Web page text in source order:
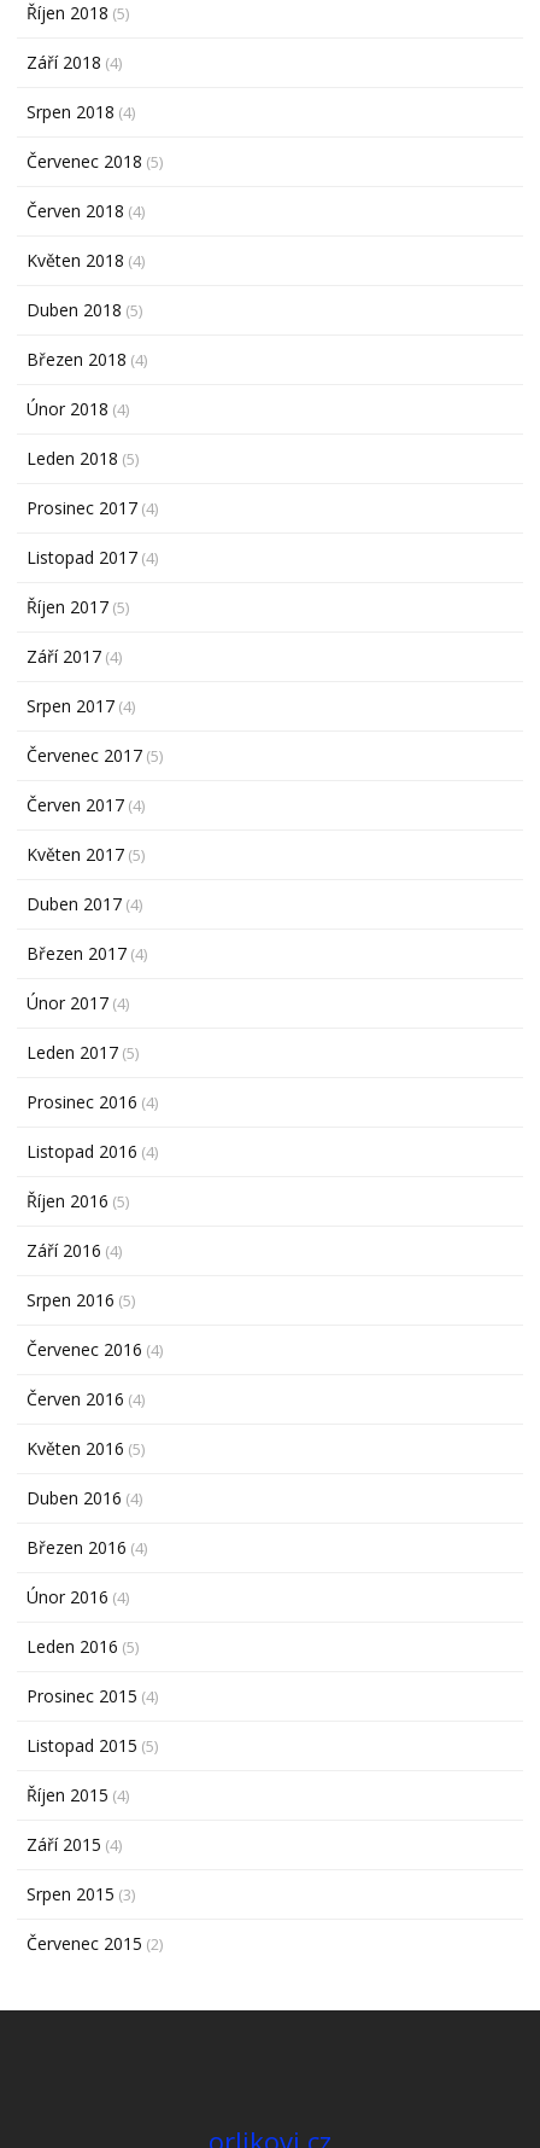
Říjen 2018 (5)
Září 2018 (4)
Srpen 2018 (4)
Červenec 2018 (5)
Červen 2018 (4)
Květen 2018 (4)
Duben 2018 (5)
Březen 2018 (4)
Únor 2018 (4)
Leden 2018 (5)
Prosinec 2017 (4)
Listopad 2017 (4)
Říjen 2017 (5)
Září 2017 (4)
Srpen 2017 (4)
Červenec 2017 (5)
Červen 2017 (4)
Květen 2017 (5)
Duben 2017 (4)
Březen 2017 (4)
Únor 2017 (4)
Leden 2017 (5)
Prosinec 2016 (4)
Listopad 2016 (4)
Říjen 2016 (5)
Září 2016 (4)
Srpen 2016 (5)
Červenec 2016 (4)
Červen 2016 (4)
Květen 2016 (5)
Duben 2016 (4)
Březen 2016 (4)
Únor 2016 (4)
Leden 2016 (5)
Prosinec 2015 (4)
Listopad 2015 (5)
Říjen 2015 (4)
Září 2015 (4)
Srpen 2015 (3)
Červenec 2015 (2)
orlikovi.cz